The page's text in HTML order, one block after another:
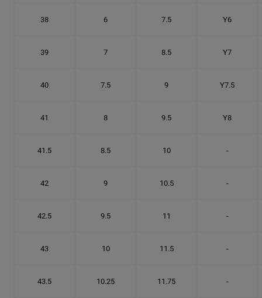
38 6 7.5 Y6
39 7 8.5 Y7
40 7.5 9 Y7.5
41 8 9.5 Y8
41.5 8.5 10 -
42 9 10.5 -
42.5 9.5 11 -
43 10 11.5 -
43.5 10.25 11.75 -